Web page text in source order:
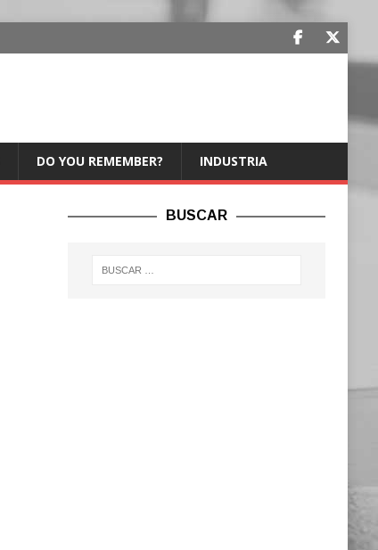
DO YOU REMEMBER? INDUSTRIA
BUSCAR